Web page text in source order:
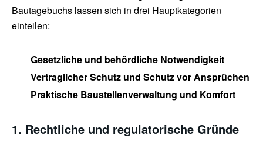
Bautagebuchs lassen sich in drei Hauptkategorien
einteilen:
Gesetzliche und behördliche Notwendigkeit
Vertraglicher Schutz und Schutz vor Ansprüchen
Praktische Baustellenverwaltung und Komfort
1. Rechtliche und regulatorische Gründe